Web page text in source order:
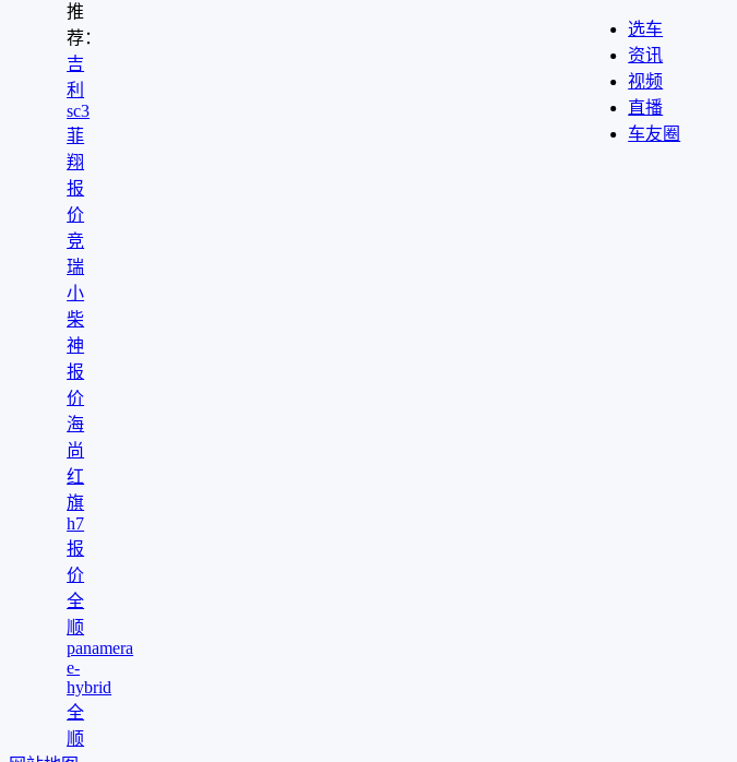
选车
资讯
视频
直播
车友圈
推
荐：
吉
利
sc3
菲
翔
报
价
竞
瑞
小
柴
神
报
价
海
尚
红
旗
h7
报
价
全
顺
panamera
e-
hybrid
全
顺